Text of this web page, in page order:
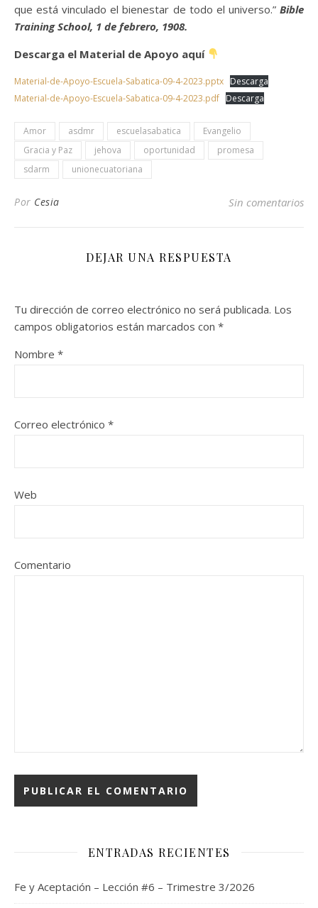
que está vinculado el bienestar de todo el universo.”Bible
Training School, 1 de febrero, 1908.
Descarga el Material de Apoyo aquí
Material-de-Apoyo-Escuela-Sabatica-09-4-2023.pptx Descarga
Material-de-Apoyo-Escuela-Sabatica-09-4-2023.pdf Descarga
Amor asdmr escuelasabatica
Evangelio
Gracia y Paz
jehova oportunidad
promesa
sdarm
unionecuatoriana
Por Cesia Sin comentarios
DEJAR UNA RESPUESTA
Tu dirección de correo electrónico no será publicada. Los
campos obligatorios están marcados con *
Nombre *
Correo electrónico *
Web
Comentario
ENTRADAS RECIENTES
Fe y Aceptación – Lección #6 – Trimestre 3/2026